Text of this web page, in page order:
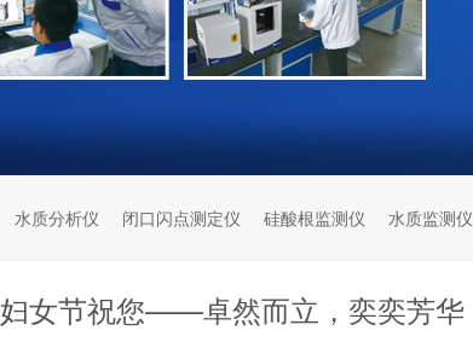
水质分析仪 闭口闪点测定仪 硅酸根监测仪 水质监测仪
妇女节祝您——卓然而立，奕奕芳华